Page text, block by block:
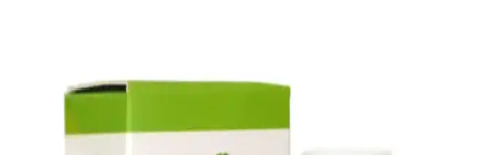
Migros'ta bulunan OGX ürünleri, çeşitli saç tiplerine uygun doğal
içerikli ve etkili formüllerle saç sağlığını destekler, uygun fiyat ve
geniş ürün yelpazesiyle bakım rutininizi zenginleştirir.